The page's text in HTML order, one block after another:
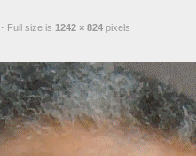
· Full size is 1242 × 824 pixels